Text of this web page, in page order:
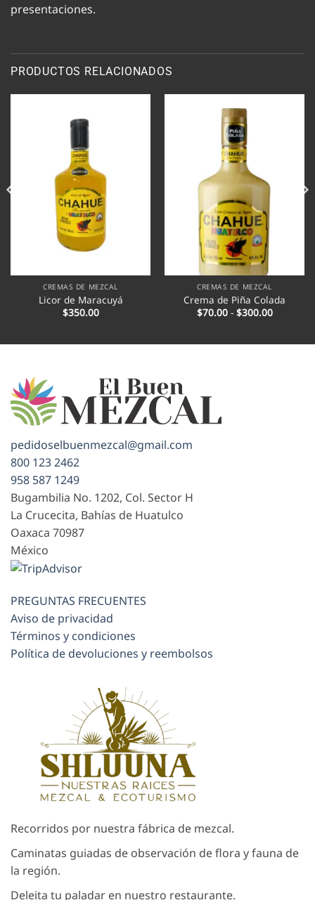
presentaciones.
PRODUCTOS RELACIONADOS
CREMAS DE MEZCAL
Licor de Maracuyá
$350.00
CREMAS DE MEZCAL
Crema de Piña Colada
$70.00 - $300.00Rango
de
$70.00
pedidoselbuenmezcal@gmail.com
800 123 2462
958 587 1249
Bugambilia No. 1202, Col. Sector H
La Crucecita, Bahías de Huatulco
Oaxaca 70987
México
PREGUNTAS FRECUENTES
Aviso de privacidad
Términos y condiciones
Política de devoluciones y reembolsos
Recorridos por nuestra fábrica de mezcal.
Caminatas guiadas de observación de flora y fauna de
la región.
Deleita tu paladar en nuestro restaurante.